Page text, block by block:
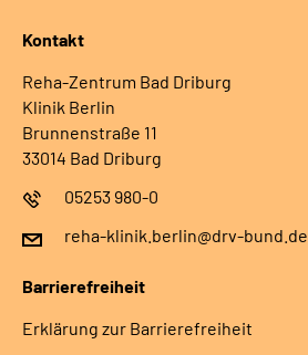
Kontakt
Reha-Zentrum Bad Driburg
Klinik Berlin
Brunnenstraße 11
33014 Bad Driburg
05253 980-0
reha-klinik.berlin@drv-bund.de
Barrierefreiheit
Erklärung zur Barrierefreiheit